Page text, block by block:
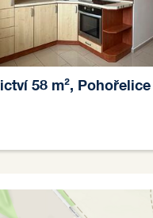
58 m², Pohořelice